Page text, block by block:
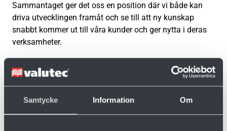
Samtycke Information Om
Sammantaget ger det oss en position där vi både kan
driva utvecklingen framåt och se till att ny kunskap
snabbt kommer ut till våra kunder och ger nytta i deras
verksamheter.
Vill du veta mer?